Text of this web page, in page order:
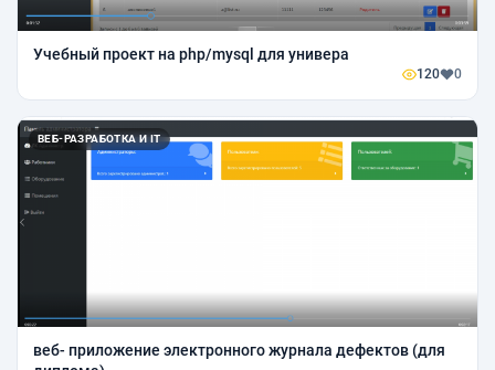
Учебный проект на php/mysql для универа
120 0
ВЕБ-РАЗРАБОТКА И IT
веб- приложение электронного журнала дефектов (для